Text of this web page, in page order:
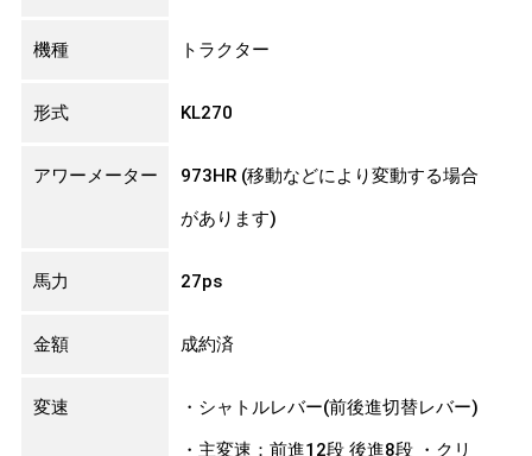
機種 トラクター
形式 KL270
アワーメーター
973HR (移動などにより変動する場合
があります)
馬力 27ps
金額 成約済
変速
・シャトルレバー(前後進切替レバー)
・主変速：前進12段 後進8段 ・クリ